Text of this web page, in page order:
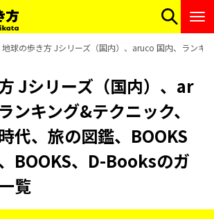
地球の歩き方 Jシリーズ（国内）、aruco 国内、ランキ
Jシリーズ（国内）、ar
ンキング&テクニック、
代、旅の図鑑、BOOKS
BOOKS、D-Booksのガ
覧